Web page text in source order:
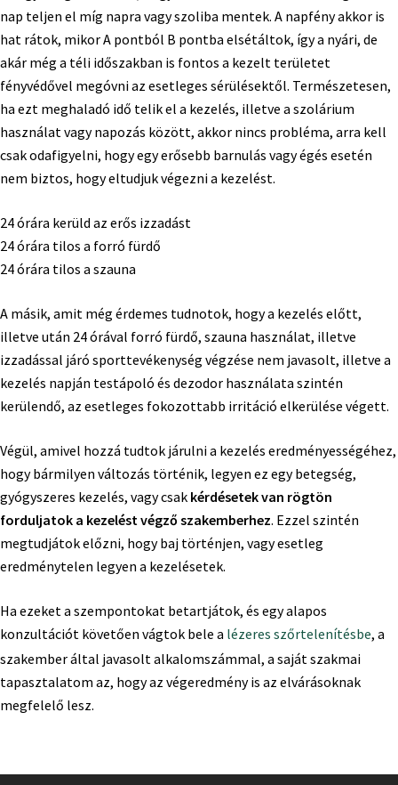
nap teljen el míg napra vagy szoliba mentek. A napfény akkor is
hat rátok, mikor A pontból B pontba elsétáltok, így a nyári, de
akár még a téli időszakban is fontos a kezelt területet
fényvédővel megóvni az esetleges sérülésektől. Természetesen,
ha ezt meghaladó idő telik el a kezelés, illetve a szolárium
használat vagy napozás között, akkor nincs probléma, arra kell
csak odafigyelni, hogy egy erősebb barnulás vagy égés esetén
nem biztos, hogy eltudjuk végezni a kezelést.
24 órára kerüld az erős izzadást
24 órára tilos a forró fürdő
24 órára tilos a szauna
A másik, amit még érdemes tudnotok, hogy a kezelés előtt,
illetve után 24 órával forró fürdő, szauna használat, illetve
izzadással járó sporttevékenység végzése nem javasolt, illetve a
kezelés napján testápoló és dezodor használata szintén
kerülendő, az esetleges fokozottabb irritáció elkerülése végett.
Végül, amivel hozzá tudtok járulni a kezelés eredményességéhez,
hogy bármilyen változás történik, legyen ez egy betegség,
gyógyszeres kezelés, vagy csak kérdésetek van rögtön
forduljatok a kezelést végző szakemberhez. Ezzel szintén
megtudjátok előzni, hogy baj történjen, vagy esetleg
eredménytelen legyen a kezelésetek.
Ha ezeket a szempontokat betartjátok, és egy alapos
konzultációt követően vágtok bele a lézeres szőrtelenítésbe, a
szakember által javasolt alkalomszámmal, a saját szakmai
tapasztalatom az, hogy az végeredmény is az elvárásoknak
megfelelő lesz.